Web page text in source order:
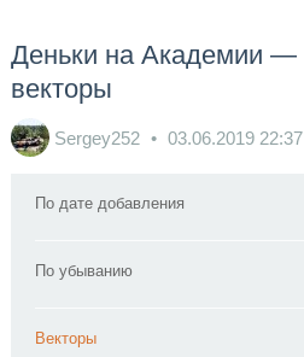
Деньки на Академии —
векторы
Sergey252 03.06.2019 22:37
По дате добавления
По убыванию
Векторы